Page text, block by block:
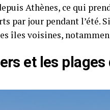
Athènes, ce qui
par jour pendant l’été.
îles voisines,
et les plages